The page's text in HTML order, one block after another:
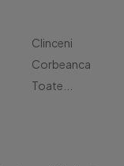
Clinceni
Corbeanca
Toate...